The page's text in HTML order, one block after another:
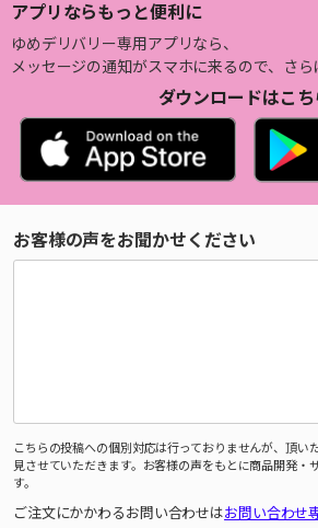
アプリならもっと便利に
ゆめデリバリー専用アプリなら、
メッセージの通知がスマホに来るので、さら
ダウンロードはこち
お客様の声をお聞かせください
こちらの投稿への個別対応は行っておりませんが、頂い
見させていただきます。お客様の声をもとに商品開発・
す。
ご注文にかかわるお問い合わせはお問い合わせ